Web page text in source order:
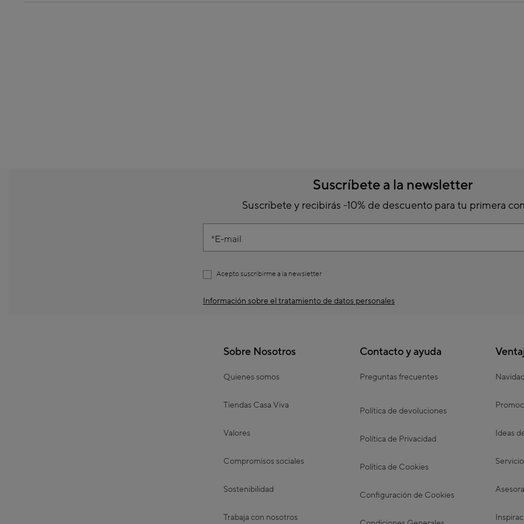
Suscríbete a la newsletter
Suscríbete y recibirás -10% de descuento para tu primera
E-mail
Acepto suscribirme a la newsletter
Información sobre el tratamiento de datos personales
Sobre Nosotros
Quienes somos
Tiendas Casa Viva
Valores
Compromisos sociales
Sostenibilidad
Trabaja con nosotros
Contacto y ayuda
Preguntas frecuentes
Política de devoluciones
Política de Privacidad
Política de Cookies
Configuración de Cookies
Navidad
Ideas